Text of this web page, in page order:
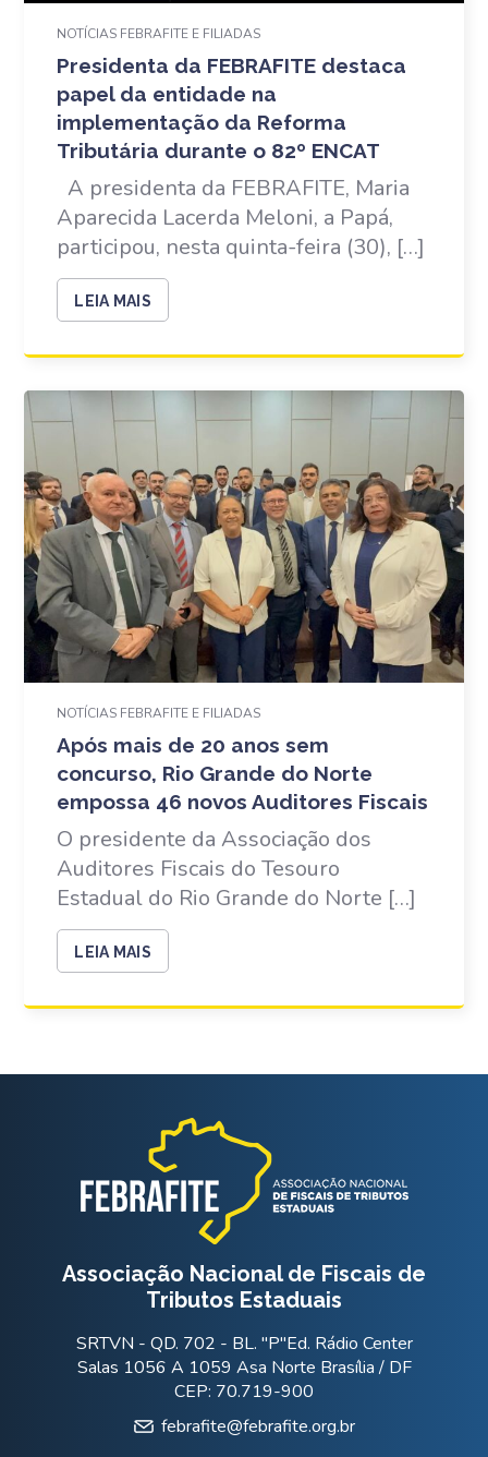
NOTÍCIAS FEBRAFITE E FILIADAS
Presidenta da FEBRAFITE destaca
papel da entidade na
implementação da Reforma
Tributária durante o 82º ENCAT
A presidenta da FEBRAFITE, Maria
Aparecida Lacerda Meloni, a Papá,
participou, nesta quinta-feira (30), […]
LEIA MAIS
NOTÍCIAS FEBRAFITE E FILIADAS
Após mais de 20 anos sem
concurso, Rio Grande do Norte
empossa 46 novos Auditores Fiscais
O presidente da Associação dos
Auditores Fiscais do Tesouro
Estadual do Rio Grande do Norte […]
LEIA MAIS
Associação Nacional de Fiscais de
Tributos Estaduais
SRTVN - QD. 702 - BL. "P"Ed. Rádio Center
Salas 1056 A 1059 Asa Norte Brasília / DF
CEP: 70.719-900
febrafite@febrafite.org.br